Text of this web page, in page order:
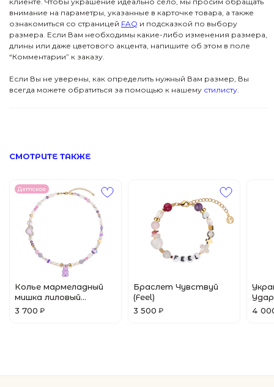
внимание на параметры, указанные в карточке товара, а также
ознакомиться со страницей FAQ и подсказкой по выбору
размера. Если Вам необходимы какие-либо изменения размера,
длины или даже цветового акцента, напишите об этом в поле
“Комментарии” к заказу.
Если Вы не уверены, как определить нужный Вам размер, Вы
всегда можете обратиться за помощью к нашему стилисту.
СМОТРИТЕ ТАКЖЕ
Детское
Колье мармеладный
мишка лиловый
(Gummy Lilac Bear)
3 700 ₽
Браслет Чувствуй
(Feel)
3 500 ₽
4
Серьги
Колье
Футболки
Аксессуары
Я даю согласие на обработку данных
ПОКУПАТЕЛЯМ